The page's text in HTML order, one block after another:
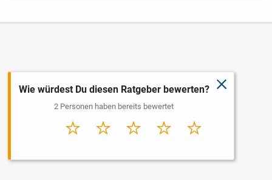
schließen
Wie würdest Du diesen Ratgeber bewerten?
2 Personen haben bereits bewertet